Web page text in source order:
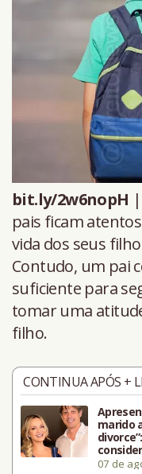
bit.ly/2w6nopH
pais ficam
vida dos seus
Contudo, um pai
suficiente para
tomar uma
filho.
CONTINUA APÓS +
marido
07 de